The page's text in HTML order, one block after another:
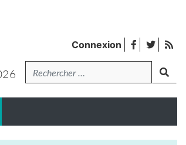
Connexion facebook
twitter
Recherche